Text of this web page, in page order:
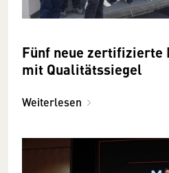
Fünf neue zertifizierte
mit Qualitätssiegel
Weiterlesen